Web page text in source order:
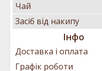
Чай
Засіб від накипу
Інфо
Доставка і оплата
Графік роботи